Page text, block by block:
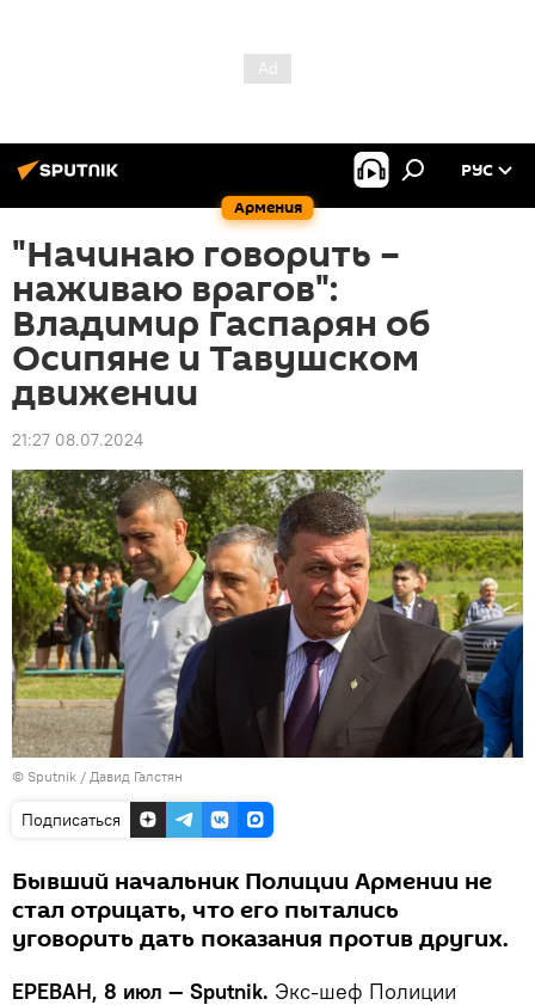
Армения
РУС
"Начинаю говорить –
наживаю врагов":
Владимир Гаспарян об
Осипяне и Тавушском
движении
21:27 08.07.2024
© Sputnik / Давид Галстян
Подписаться
Бывший начальник Полиции Армении не
стал отрицать, что его пытались
уговорить дать показания против других.
ЕРЕВАН, 8 июл — Sputnik. Экс-шеф Полиции